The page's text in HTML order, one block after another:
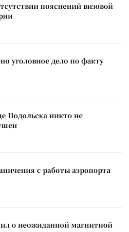
пояснений визовой
уголовное дело по факту
Подольска никто не
с работы аэропорта
о неожиданной магнитной